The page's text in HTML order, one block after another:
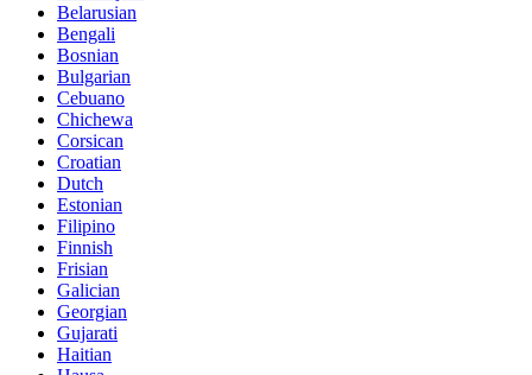
Belarusian
Bengali
Bosnian
Bulgarian
Cebuano
Chichewa
Corsican
Croatian
Dutch
Estonian
Filipino
Finnish
Frisian
Galician
Georgian
Gujarati
Haitian